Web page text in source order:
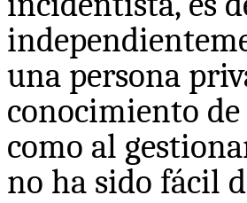
una persona
conocimiento
como al
no ha sido fácil